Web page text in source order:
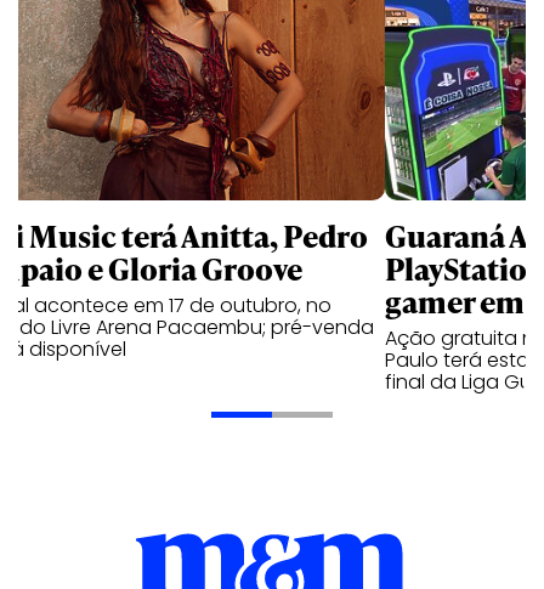
Music terá Anitta, Pedro
e Gloria Groove
acontece em 17 de outubro, no
Livre Arena Pacaembu; pré-venda
disponível
Guaraná
gamer em
Ação gratuita
Paulo terá
final da Liga